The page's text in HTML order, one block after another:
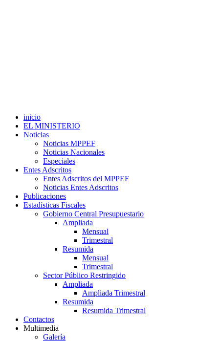
inicio
EL MINISTERIO
Noticias
Noticias MPPEF
Noticias Nacionales
Especiales
Entes Adscritos
Entes Adscritos del MPPEF
Noticias Entes Adscritos
Publicaciones
Estadísticas Fiscales
Gobierno Central Presupuestario
Ampliada
Mensual
Trimestral
Resumida
Mensual
Trimestral
Sector Público Restringido
Ampliada
Ampliada Trimestral
Resumida
Resumida Trimestral
Contactos
Multimedia
Galería